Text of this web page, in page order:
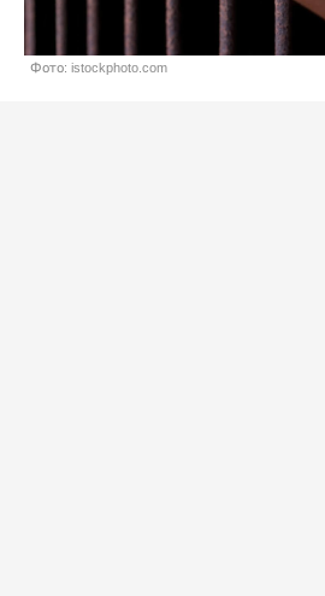
Фото: istockphoto.com